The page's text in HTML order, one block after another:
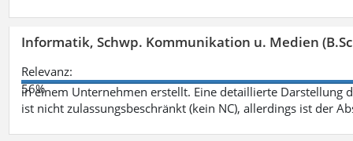
Informatik, Schwp. Kommunikation u. Medien
Relevanz:
56%
in einem Unternehmen erstellt. Eine detaillierte Darstellung
ist nicht zulassungsbeschränkt (kein NC), allerdings ist der